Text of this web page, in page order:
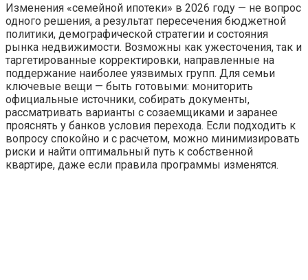
Изменения «семейной ипотеки» в 2026 году — не вопрос
одного решения, а результат пересечения бюджетной
политики, демографической стратегии и состояния
рынка недвижимости. Возможны как ужесточения, так и
таргетированные корректировки, направленные на
поддержание наиболее уязвимых групп. Для семьи
ключевые вещи — быть готовыми: мониторить
официальные источники, собирать документы,
рассматривать варианты с созаемщиками и заранее
прояснять у банков условия перехода. Если подходить к
вопросу спокойно и с расчетом, можно минимизировать
риски и найти оптимальный путь к собственной
квартире, даже если правила программы изменятся.